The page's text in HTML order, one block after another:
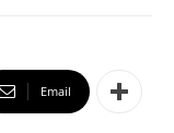
Email